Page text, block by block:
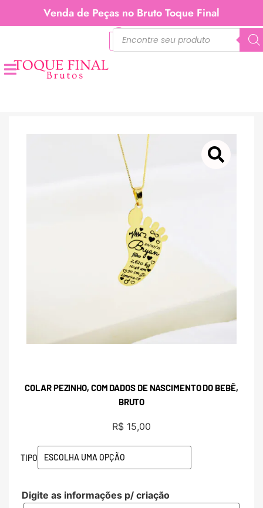
Venda de Peças no Bruto Toque Final
COLAR PEZINHO, COM DADOS DE NASCIMENTO DO BEBÊ,
BRUTO
R$ 15,00
TIPO
Digite as informações p/ criação